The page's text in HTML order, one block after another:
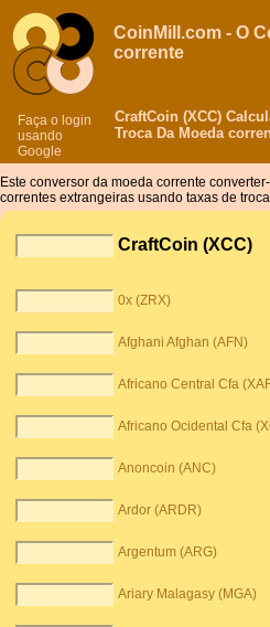
Faça o login
usando
Google
CoinMill.com - O
corrente
CraftCoin (XCC)
Troca Da Moeda
Este conversor da moeda corrente
correntes extrangeiras usando taxas de
CraftCoin (XCC)
0x (ZRX)
Afghani Afghan (AFN)
Africano Central Cfa
Africano Ocidental Cfa
Anoncoin (ANC)
Ardor (ARDR)
Argentum (ARG)
Ariary Malagasy (MGA)